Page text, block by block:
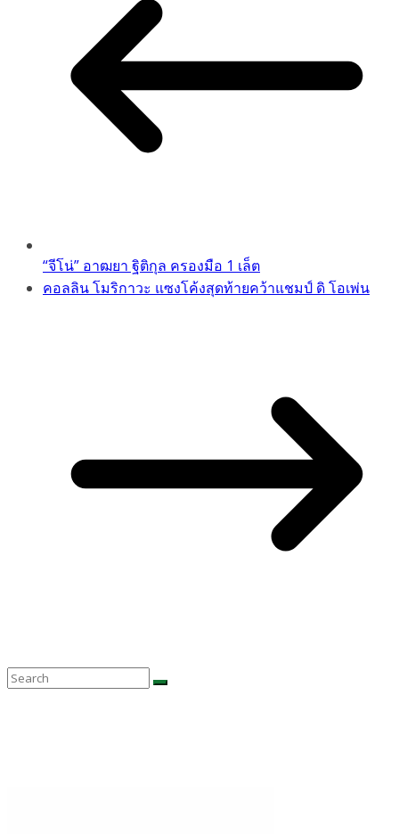
“จีโน่” อาฒยา ฐิติกุล ครองมือ 1 เล็ต
คอลลิน โมริกาวะ แซงโค้งสุดท้ายคว้าแชมป์ ดิ โอเพ่น